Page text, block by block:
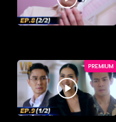
PREMIUM